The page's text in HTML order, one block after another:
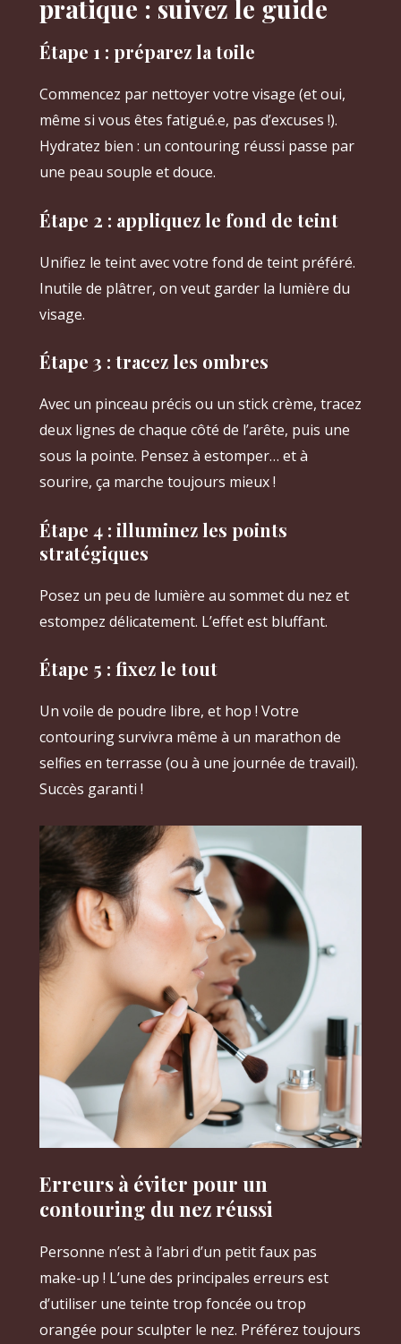
pratique : suivez le guide
Étape 1 : préparez la toile
Commencez par nettoyer votre visage (et oui,
même si vous êtes fatigué.e, pas d’excuses !).
Hydratez bien : un contouring réussi passe par
une peau souple et douce.
Étape 2 : appliquez le fond de teint
Unifiez le teint avec votre fond de teint préféré.
Inutile de plâtrer, on veut garder la lumière du
visage.
Étape 3 : tracez les ombres
Avec un pinceau précis ou un stick crème, tracez
deux lignes de chaque côté de l’arête, puis une
sous la pointe. Pensez à estomper… et à
sourire, ça marche toujours mieux !
Étape 4 : illuminez les points
stratégiques
Posez un peu de lumière au sommet du nez et
estompez délicatement. L’effet est bluffant.
Étape 5 : fixez le tout
Un voile de poudre libre, et hop ! Votre
contouring survivra même à un marathon de
selfies en terrasse (ou à une journée de travail).
Succès garanti !
Erreurs à éviter pour un
contouring du nez réussi
Personne n’est à l’abri d’un petit faux pas
make-up ! L’une des principales erreurs est
d’utiliser une teinte trop foncée ou trop
orangée pour sculpter le nez. Préférez toujours